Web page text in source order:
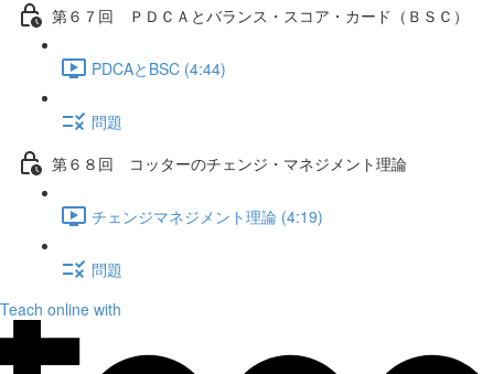
第６７回 ＰＤＣＡとバランス・スコア・カード（ＢＳＣ）
PDCAとBSC (4:44)
問題
第６８回 コッターのチェンジ・マネジメント理論
チェンジマネジメント理論 (4:19)
問題
Teach online with